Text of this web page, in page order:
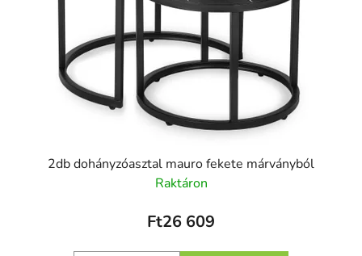
2db dohányzóasztal mauro fekete márványból
Raktáron
Ft26 609